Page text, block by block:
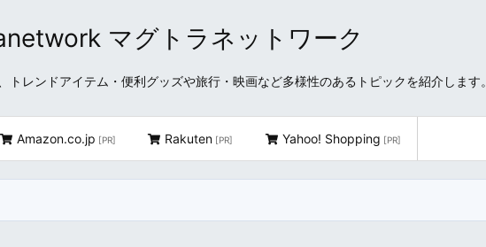
マグトラネットワーク
レンドアイテム・便利グッズや旅行・映画など多様性のあるトピックを紹介します。
Amazon.co.jp [PR] Rakuten [PR] Yahoo! Shopping [PR]